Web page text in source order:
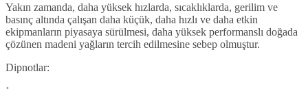
Yakın zamanda, daha yüksek hızlarda, sıcaklıklarda, gerilim ve
basınç altında çalışan daha küçük, daha hızlı ve daha etkin
ekipmanların piyasaya sürülmesi, daha yüksek performanslı doğada
çözünen madeni yağların tercih edilmesine sebep olmuştur.
Dipnotlar: